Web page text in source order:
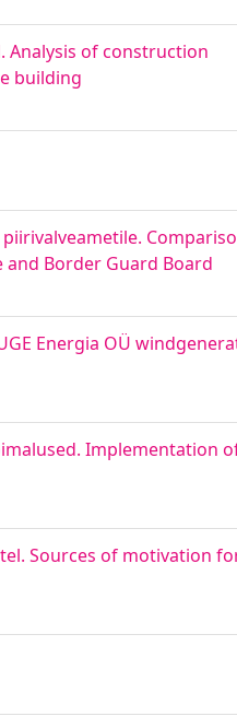
Analysis of construction
building
Border Guard Board
Energia OÜ
Implementation
Sources of motivation